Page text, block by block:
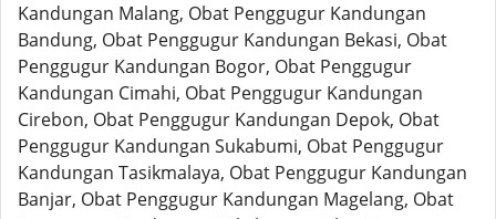
Kandungan Malang, Obat Penggugur Kandungan
Bandung, Obat Penggugur Kandungan Bekasi, Obat
Penggugur Kandungan Bogor, Obat Penggugur
Kandungan Cimahi, Obat Penggugur Kandungan
Cirebon, Obat Penggugur Kandungan Depok, Obat
Penggugur Kandungan Sukabumi, Obat Penggugur
Kandungan Tasikmalaya, Obat Penggugur Kandungan
Banjar, Obat Penggugur Kandungan Magelang, Obat